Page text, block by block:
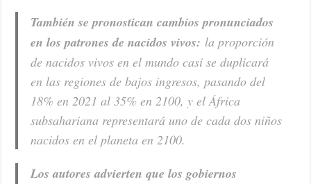
También se pronostican cambios pronunciados
en los patrones de nacidos vivos: la proporción
de nacidos vivos en el mundo casi se duplicará
en las regiones de bajos ingresos, pasando del
18% en 2021 al 35% en 2100, y el África
subsahariana representará uno de cada dos niños
nacidos en el planeta en 2100.
Los autores advierten que los gobiernos